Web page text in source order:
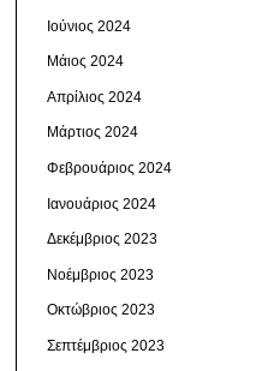
Ιούνιος 2024
Μάιος 2024
Απρίλιος 2024
Μάρτιος 2024
Φεβρουάριος 2024
Ιανουάριος 2024
Δεκέμβριος 2023
Νοέμβριος 2023
Οκτώβριος 2023
Σεπτέμβριος 2023